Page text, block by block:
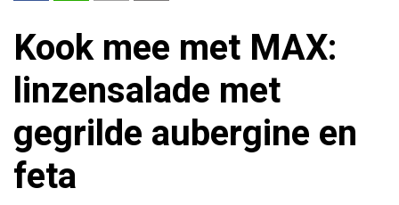
Kook mee met MAX:
linzensalade met
gegrilde aubergine en
feta